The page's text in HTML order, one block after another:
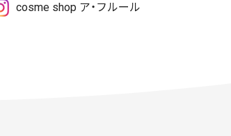
cosme shop ア・フルール